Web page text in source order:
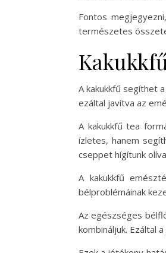
Fontos
természetes
A kakukkfű segíthet
ezáltal javítva az
A kakukkfű tea
ízletes, hanem
cseppet hígítunk
A kakukkfű
bélproblémáinak
Az egészséges
kombináljuk. Ezáltal